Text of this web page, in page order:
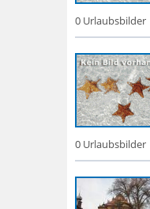
0 Urlaubsbilder
0 Urlaubsbilder